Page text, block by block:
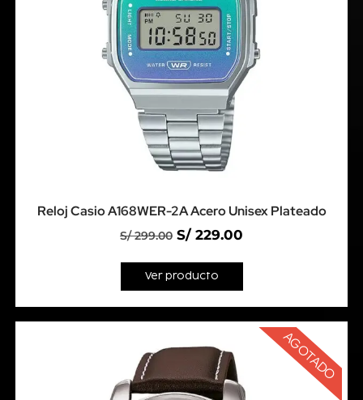
Reloj Casio A168WER-2A Acero Unisex Plateado
S/299.00 S/ 229.00
Ver producto
AGOTADO